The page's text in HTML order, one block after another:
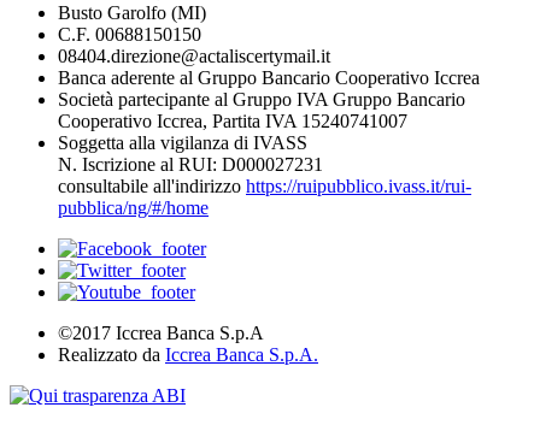
Busto Garolfo (MI)
C.F. 00688150150
08404.direzione@actaliscertymail.it
Banca aderente al Gruppo Bancario Cooperativo Iccrea
Società partecipante al Gruppo IVA Gruppo Bancario
Cooperativo Iccrea, Partita IVA 15240741007
Soggetta alla vigilanza di IVASS
N. Iscrizione al RUI: D000027231
consultabile all'indirizzo https://ruipubblico.ivass.it/rui-
pubblica/ng/#/home
©2017 Iccrea Banca S.p.A
Realizzato da Iccrea Banca S.p.A.